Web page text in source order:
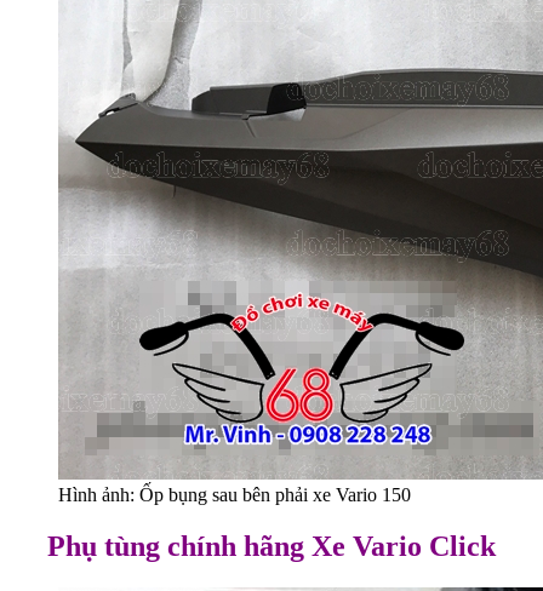
Hình ảnh: Ốp bụng sau bên phải xe Vario 150
Phụ tùng chính hãng Xe Vario Click